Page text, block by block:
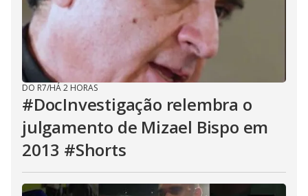
DO R7/HÁ 2 HORAS
#DocInvestigação relembra o
julgamento de Mizael Bispo em
2013 #Shorts